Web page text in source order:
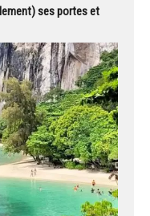
ses portes et